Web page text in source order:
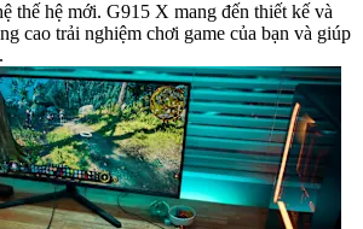
thế hệ mới. G915 X mang đến thiết kế và
cao trải nghiệm chơi game của bạn và giúp